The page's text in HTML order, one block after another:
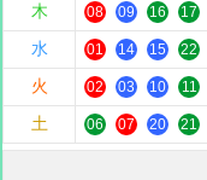
木 08 09 16 17
水 01 14 15 22
火 02 03 10 11
土 06 07 20 21